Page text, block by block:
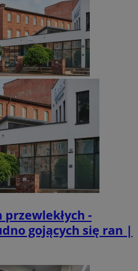
-
gojących się ran |
.x.com
YouTube
.youtube.com